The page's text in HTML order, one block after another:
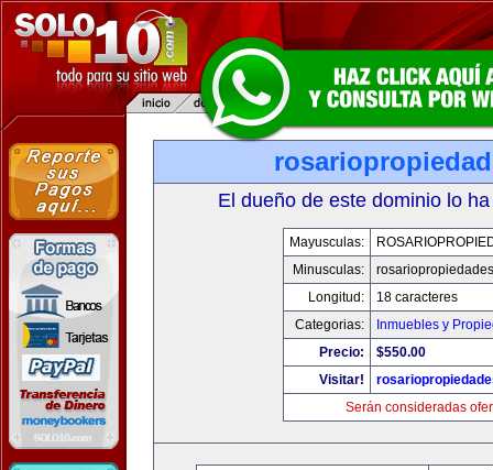
El dueño de este dominio lo
Mayusculas:
Minusculas:
Longitud:
18 caracteres
Categorias:
Inmuebles y
Precio:
$550.00
Visitar!
Serán consideradas